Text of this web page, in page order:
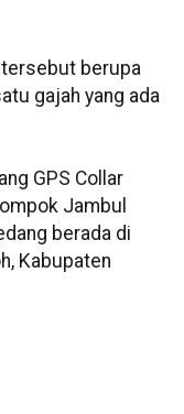
berupa
gajah yang ada
GPS Collar
Jambul
berada di
Kabupaten